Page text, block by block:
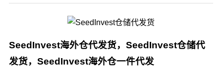
SeedInvest海外仓代发货，SeedInvest仓储代
发货，SeedInvest海外仓一件代发